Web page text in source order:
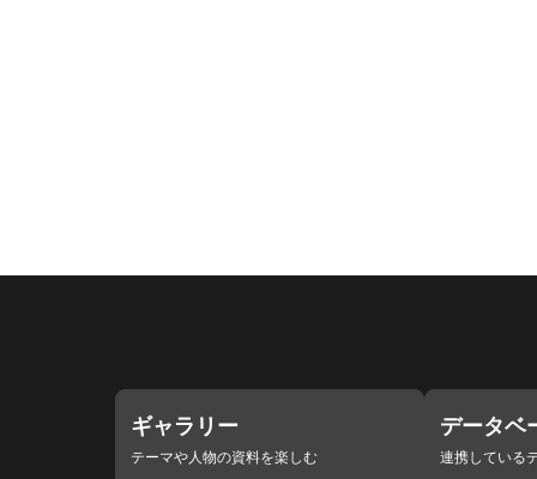
ギャラリー
テーマや人物の資料を楽しむ
データベ
連携している